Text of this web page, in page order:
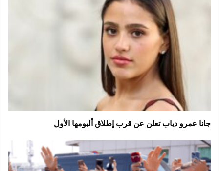
جانا عمرو دياب تعلن عن قرب إطلاق ألبومها الأول